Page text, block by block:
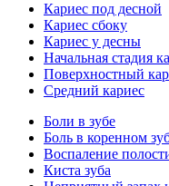
Кариес под десной
Кариес сбоку
Кариес у десны
Начальная стадия
Поверхностный
Средний кариес
Боли в зубе
Боль в коренном
Воспаление
Киста зуба